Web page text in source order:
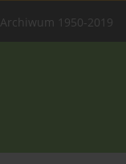
Archiwum 1950-2019